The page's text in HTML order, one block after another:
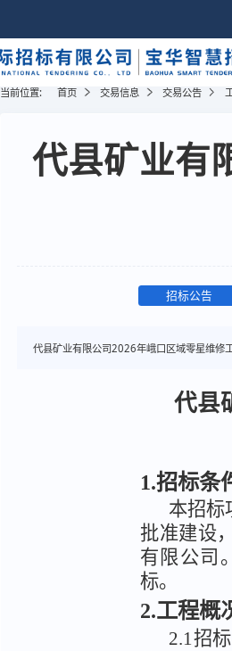
当前位置: 首页 交易信息 交易公告
代县矿业有
招标公告
代县矿业有限公司2026年峨口区域零星维修
代县
1.招标条
本招标
批准建设
有限公司
标。
2.工程概
2.1招